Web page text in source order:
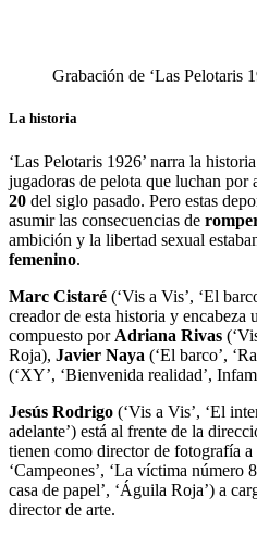
Grabación de ‘Las Pelotaris
La historia
‘Las Pelotaris 1926’ narra la
jugadoras de pelota que luchan por
20 del siglo pasado. Pero estas
asumir las consecuencias de
ambición y la libertad sexual
femenino.
Marc Cistaré (‘Vis a Vis’, ‘El
creador de esta historia y encabeza
compuesto por Adriana Rivas
Roja), Javier Naya (‘El barco’,
(‘XY’, ‘Bienvenida realidad’,
Jesús Rodrigo (‘Vis a Vis’, ‘El
adelante’) está al frente de la
tienen como director de fotografía a
‘Campeones’, ‘La víctima número
casa de papel’, ‘Águila Roja’) a
director de arte.